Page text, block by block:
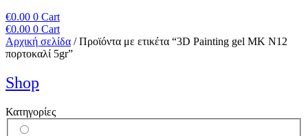
€0.00 0 Cart
€0.00 0 Cart
Αρχική σελίδα / Προϊόντα με ετικέτα “3D Painting gel MK N12
πορτοκαλί 5gr”
Shop
Κατηγορίες